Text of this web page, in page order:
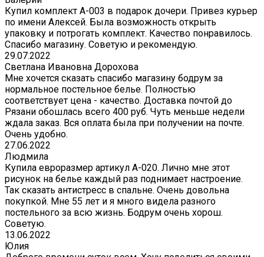
Купил комплект A-003 в подарок дочери. Привез курьер
по имени Алексей. Была возможность открыть
упаковку и потрогать комплект. Качество понравилось.
Спасибо магазину. Советую и рекомендую.
29.07.2022
Светлана Ивановна Дорохова
Мне хочется сказать спасибо магазину бодрум за
нормальное постельное белье. Полностью
соответствует цена - качество. Доставка почтой до
Рязани обошлась всего 400 руб. Чуть меньше недели
ждала заказ. Вся оплата была при получении на почте.
Очень удобно.
27.06.2022
Людмила
Купила евроразмер артикул А-020. Лично мне этот
рисунок на белье каждый раз поднимает настроение.
Так сказать антистресс в спальне. Очень довольна
покупкой. Мне 55 лет и я много видела разного
постельного за всю жизнь. Бодрум очень хорош.
Советую.
13.06.2022
Юлия